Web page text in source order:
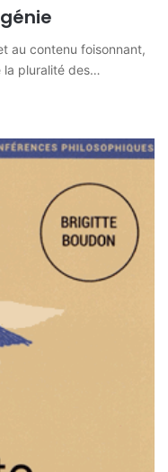
au contenu foisonnant,
la pluralité des…